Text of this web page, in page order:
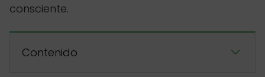
consciente.
Contenido